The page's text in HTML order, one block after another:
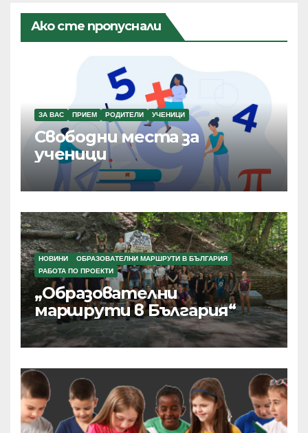
Ако сте пропуснали
ЗА ВАС ПРИЕМ РОДИТЕЛИ УЧЕНИЦИ
Свободни места за
ученици
НОВИНИ
ОБРАЗОВАТЕЛНИ МАРШРУТИ В БЪЛГАРИЯ
РАБОТА ПО ПРОЕКТИ
„Образователни
маршрути в България“